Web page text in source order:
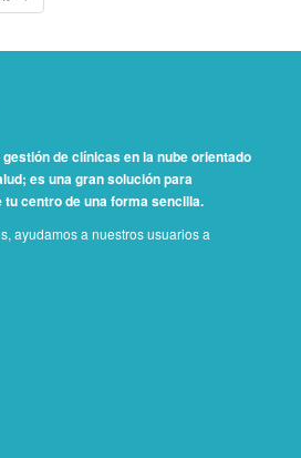
de clínicas en la nube orientado
es una gran solución para
tu centro de una forma sencilla.
ayudamos a nuestros usuarios a